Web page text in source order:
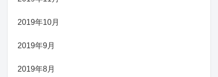
2019年10月
2019年9月
2019年8月